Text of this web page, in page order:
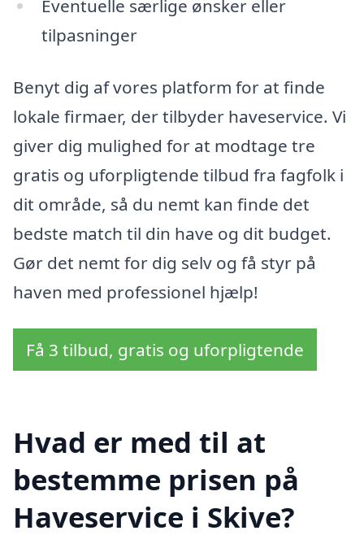
Eventuelle særlige ønsker eller
tilpasninger
Benyt dig af vores platform for at finde
lokale firmaer, der tilbyder haveservice. Vi
giver dig mulighed for at modtage tre
gratis og uforpligtende tilbud fra fagfolk i
dit område, så du nemt kan finde det
bedste match til din have og dit budget.
Gør det nemt for dig selv og få styr på
haven med professionel hjælp!
Få 3 tilbud, gratis og uforpligtende
Hvad er med til at
bestemme prisen på
Haveservice i Skive?